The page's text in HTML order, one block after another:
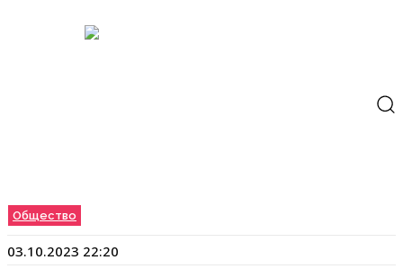
Общество
03.10.2023 22:20